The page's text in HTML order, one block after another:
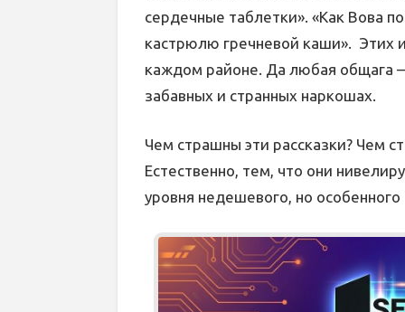
сердечные таблетки». «Как Вова
кастрюлю гречневой каши». Этих
каждом районе. Да любая общага
забавных и странных наркошах.
Чем страшны эти рассказки? Чем
Естественно, тем, что они
уровня недешевого, но